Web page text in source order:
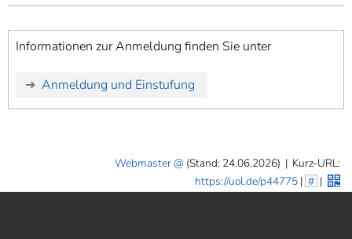
Informationen zur Anmeldung finden Sie unter
Anmeldung und Einstufung
Webmaster (Stand: 24.06.2026) | Kurz-URL:
https://uol.de/p44775| # |